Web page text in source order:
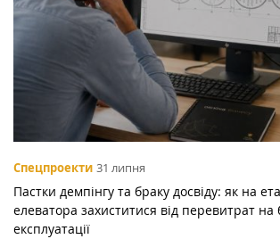
Спецпроекти 31 липня
Пастки демпінгу та браку досвіду: як на
елеватора захиститися від перевитрат на
експлуатації